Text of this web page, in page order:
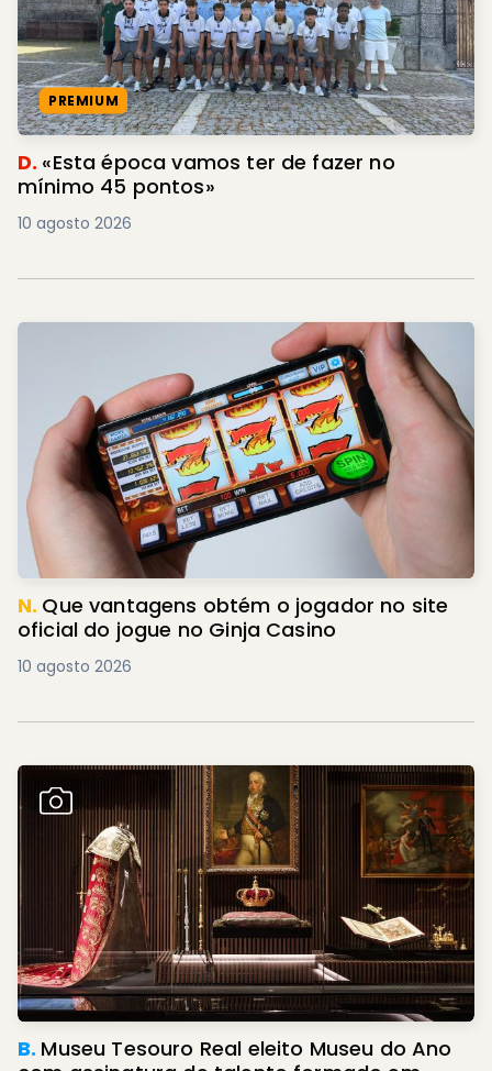
PREMIUM
D. «Esta época vamos ter de fazer no
mínimo 45 pontos»
10 agosto 2026
N. Que vantagens obtém o jogador no site
oficial do jogue no Ginja Casino
10 agosto 2026
B. Museu Tesouro Real eleito Museu do Ano